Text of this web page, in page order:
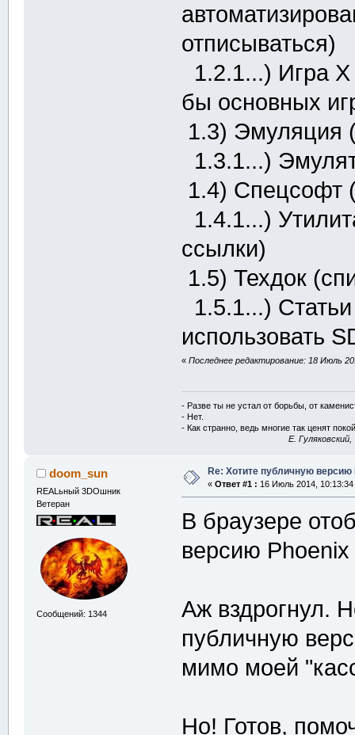
отписываться)
1.2.1...) Игра
бы основных
1.3) Эмуляция
1.3.1...)
1.4) Спецсофт
1.4.1...)
ссылки)
1.5) Техдок
1.5.1...)
использовать
«Последнее редактирование: 18 Июль
- Разве ты не устал от борьбы, от
- Нет.
- Как странно, ведь многие так ценят
E.
doom_sun
REALьный 3DOшник
Ветеран
Сообщений: 1344
Re: Хотите публичную версию
« Ответ #1 : 16 Июль 2014, 10:13:34
В браузере
версию Phoenix
Аж вздрогнул.
публичную
мимо моей
Но! Готов,